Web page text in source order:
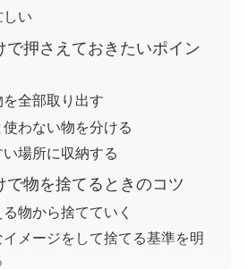
い
で押さえておきたいポイン
全部取り出す
わない物を分ける
場所に収納する
で物を捨てるときのコツ
物から捨てていく
メージをして捨てる基準を明